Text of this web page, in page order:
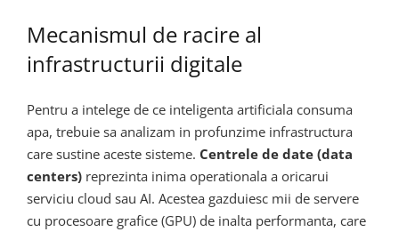
Mecanismul de racire al
infrastructurii digitale
Pentru a intelege de ce inteligenta artificiala consuma
apa, trebuie sa analizam in profunzime infrastructura
care sustine aceste sisteme. Centrele de date (data
centers) reprezinta inima operationala a oricarui
serviciu cloud sau AI. Acestea gazduiesc mii de servere
cu procesoare grafice (GPU) de inalta performanta, care